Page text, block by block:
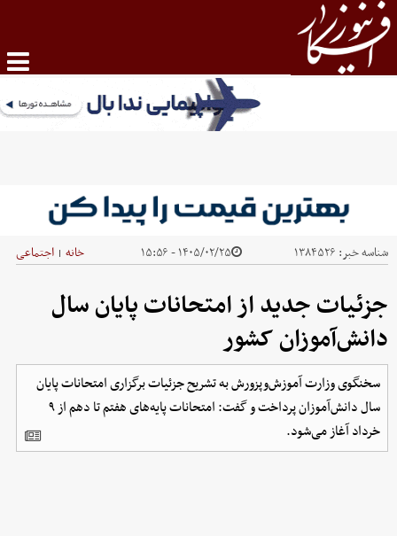
شناسه خبر: ۱۳۸۴۵۲۶ ۱۴۰۵/۰۲/۲۵ - ۱۵:۵۶ خانه | اجتماعی
جزئیات جدید از امتحانات پایان سال
دانش‌آموزان کشور
سخنگوی وزارت آموزش‌وپزورش به تشریح جزئیات برگزاری امتحانات پایان
سال دانش‌آموزان پرداخت و گفت: امتحانات پایه‌های هفتم تا دهم از ۹
خرداد آغاز می‌شود.